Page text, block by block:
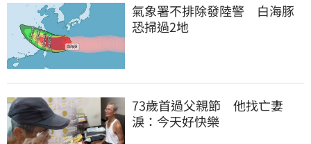
氣象署不排除發陸警　白海豚
恐掃過2地
73歲首過父親節　他找亡妻
淚：今天好快樂